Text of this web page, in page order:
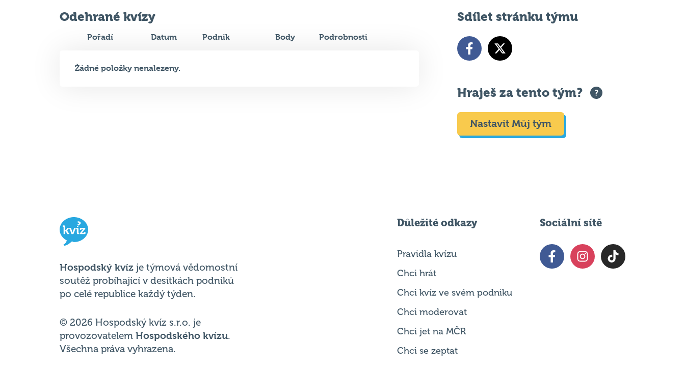
Odehrané kvízy
Pořadí Datum Podnik Body Podrobnosti
Žádné položky nenalezeny.
Sdílet stránku týmu
Hraješ za tento tým?
Nastavit Můj tým
Hospodský kvíz je týmová vědomostní
soutěž probíhající v desítkách podniků
po celé republice každý týden.
© 2026 Hospodský kvíz s.r.o. je
provozovatelem Hospodského kvízu.
Všechna práva vyhrazena.
Důležité odkazy
Pravidla kvízu
Chci hrát
Chci kvíz ve svém podniku
Chci moderovat
Chci jet na MČR
Chci se zeptat
Sociální sítě